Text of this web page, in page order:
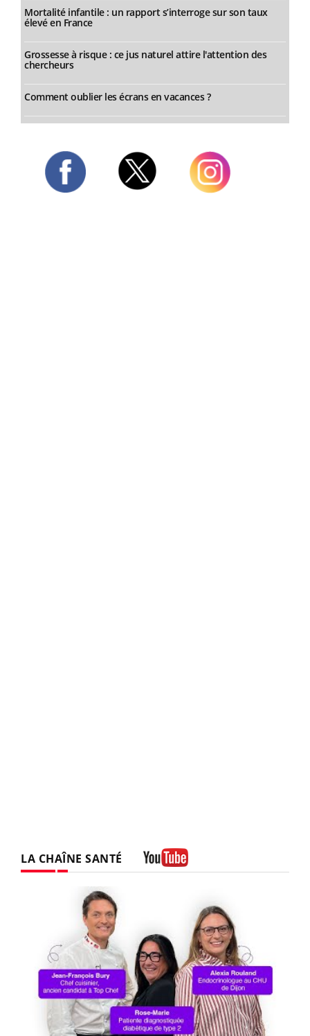
Mortalité infantile : un rapport s’interroge sur son taux
élevé en France
Grossesse à risque : ce jus naturel attire l'attention des
chercheurs
Comment oublier les écrans en vacances ?
LA CHAÎNE SANTÉ